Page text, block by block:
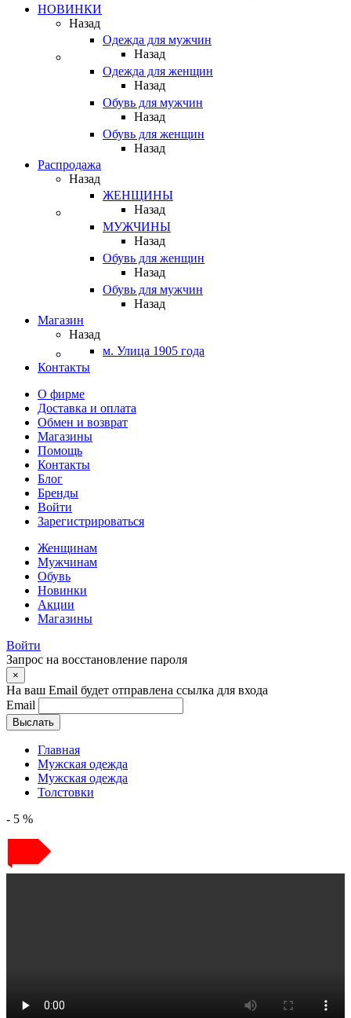
НОВИНКИ
Назад
Одежда для мужчин
Назад
Одежда для женщин
Назад
Обувь для мужчин
Назад
Обувь для женщин
Назад
Распродажа
Назад
ЖЕНЩИНЫ
Назад
МУЖЧИНЫ
Назад
Обувь для женщин
Назад
Обувь для мужчин
Назад
Магазин
Назад
м. Улица 1905 года
Контакты
О фирме
Доставка и оплата
Обмен и возврат
Магазины
Помощь
Контакты
Блог
Бренды
Войти
Зарегистрироваться
Женщинам
Мужчинам
Обувь
Новинки
Акции
Магазины
Войти
Запрос на восстановление пароля
×
На ваш Email будет отправлена ссылка для входа
Email
Выслать
Главная
Мужская одежда
Мужская одежда
Толстовки
- 5 %